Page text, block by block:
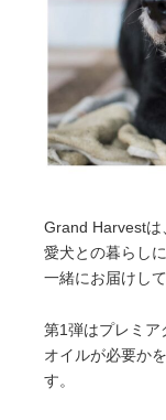
Grand Harvestは
愛犬との暮らし
一緒にお届けし
第1弾はプレミア
オイルが必要か
す。